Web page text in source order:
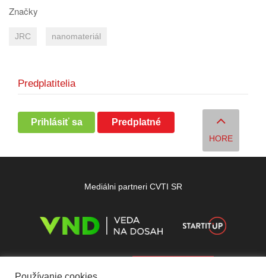
Značky
JRC nanomateriál
Predplatitelia
Prihlásiť sa Predplatné
HORE
Mediálni partneri CVTI SR